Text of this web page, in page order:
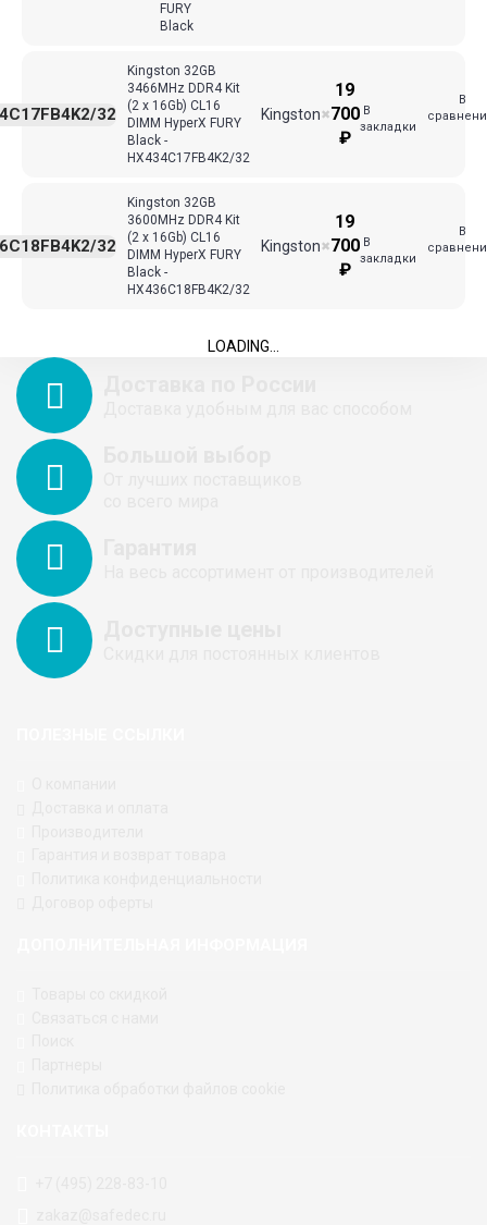
FURY
Black
Kingston 32GB
3466MHz DDR4 Kit
(2 x 16Gb) CL16
DIMM HyperX FURY
Black -
HX434C17FB4K2/32
Kingston
32 ✖
19
700
₽
В
закладки
В
Kingston 32GB
3600MHz DDR4 Kit
(2 x 16Gb) CL16
DIMM HyperX FURY
Black -
HX436C18FB4K2/32
Kingston
32 ✖
19
700
₽
В
закладки
В
LOADING...